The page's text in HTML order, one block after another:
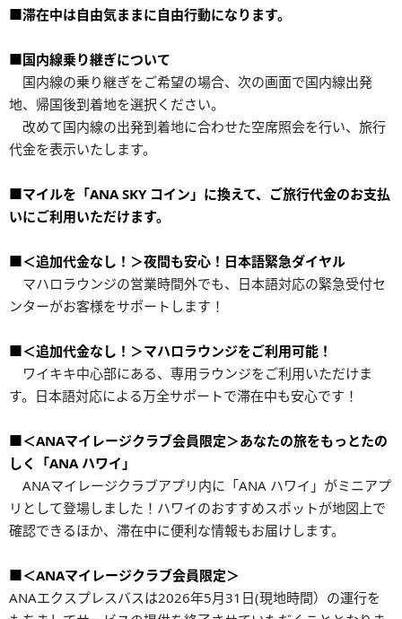
■滞在中は自由気ままに自由行動になります。
■国内線乗り継ぎについて
国内線の乗り継ぎをご希望の場合、次の画面で国内線出発
地、帰国後到着地を選択ください。
改めて国内線の出発到着地に合わせた空席照会を行い、旅行
代金を表示いたします。
■マイルを「ANA SKY コイン」に換えて、ご旅行代金のお支払
いにご利用いただけます。
■＜追加代金なし！＞夜間も安心！日本語緊急ダイヤル
マハロラウンジの営業時間外でも、日本語対応の緊急受付セ
ンターがお客様をサポートします！
■＜追加代金なし！＞マハロラウンジをご利用可能！
ワイキキ中心部にある、専用ラウンジをご利用いただけま
す。日本語対応による万全サポートで滞在中も安心です！
■＜ANAマイレージクラブ会員限定＞あなたの旅をもっとたの
しく「ANA ハワイ」
ANAマイレージクラブアプリ内に「ANA ハワイ」がミニアプ
リとして登場しました！ハワイのおすすめスポットが地図上で
確認できるほか、滞在中に便利な情報もお届けします。
■＜ANAマイレージクラブ会員限定＞
ANAエクスプレスバスは2026年5月31日(現地時間）の運行を